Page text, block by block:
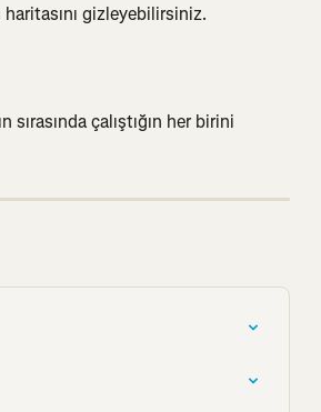
gizleyebilirsiniz.
çalıştığın her birini